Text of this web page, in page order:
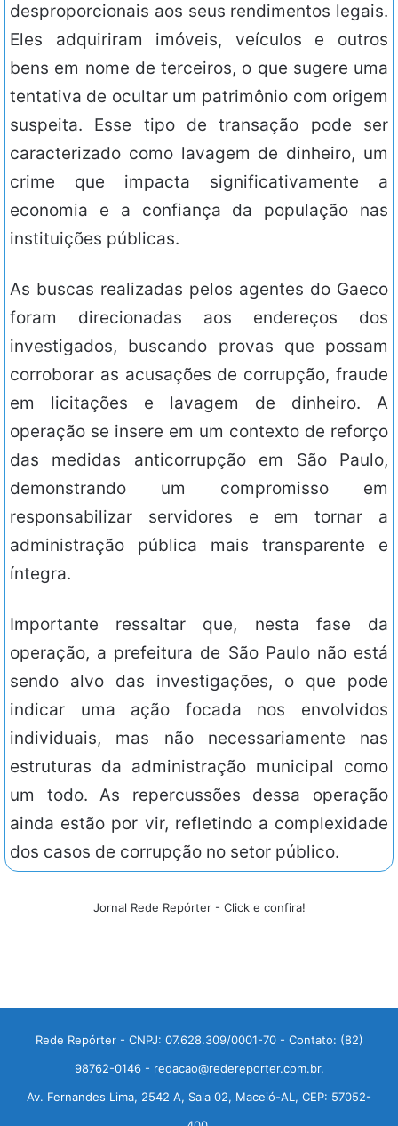
desproporcionais aos seus rendimentos legais.
Eles adquiriram imóveis, veículos e outros
bens em nome de terceiros, o que sugere uma
tentativa de ocultar um patrimônio com origem
suspeita. Esse tipo de transação pode ser
caracterizado como lavagem de dinheiro, um
crime que impacta significativamente a
economia e a confiança da população nas
instituições públicas.
As buscas realizadas pelos agentes do Gaeco
foram direcionadas aos endereços dos
investigados, buscando provas que possam
corroborar as acusações de corrupção, fraude
em licitações e lavagem de dinheiro. A
operação se insere em um contexto de reforço
das medidas anticorrupção em São Paulo,
demonstrando um compromisso em
responsabilizar servidores e em tornar a
administração pública mais transparente e
íntegra.
Importante ressaltar que, nesta fase da
operação, a prefeitura de São Paulo não está
sendo alvo das investigações, o que pode
indicar uma ação focada nos envolvidos
individuais, mas não necessariamente nas
estruturas da administração municipal como
um todo. As repercussões dessa operação
ainda estão por vir, refletindo a complexidade
dos casos de corrupção no setor público.
Jornal Rede Repórter - Click e confira!
Rede Repórter - CNPJ: 07.628.309/0001-70 - Contato: (82)
98762-0146 - redacao@redereporter.com.br.
Av. Fernandes Lima, 2542 A, Sala 02, Maceió-AL, CEP: 57052-